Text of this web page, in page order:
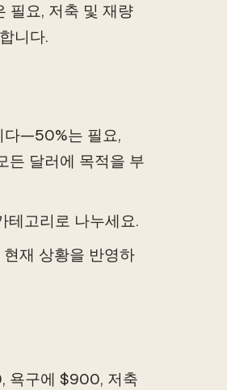
필요, 저축 및 재량
니다.
다—50%는 필요,
든 달러에 목적을 부
테고리로 나누세요.
재 상황을 반영하
욕구에 $900, 저축